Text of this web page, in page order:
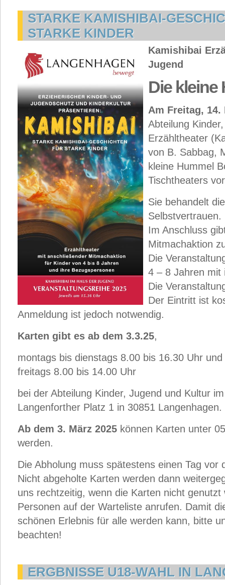
STARKE KAMISHIBAI-
STARKE KINDER
Kamishibai
Jugend
Die kleine
Am Freitag, 14.
Abteilung
Erzähltheater
von B. Sabbag,
kleine Hummel
Tischtheaters
Sie behandelt
Selbstvertrauen.
Im Anschluss
Mitmachaktion
Die
4 – 8 Jahren mit
Die
Der Eintritt ist
Anmeldung ist jedoch notwendig.
Karten gibt es ab dem 3.3.25,
montags bis dienstags 8.00 bis 16.30 Uhr und
freitags 8.00 bis 14.00 Uhr
bei der Abteilung Kinder, Jugend und Kultur
Langenforther Platz 1 in 30851 Langenhagen.
Ab dem 3. März 2025 können Karten unter
werden.
Die Abholung muss spätestens einen Tag vor
Nicht abgeholte Karten werden dann
uns rechtzeitig, wenn die Karten nicht
Personen auf der Warteliste anrufen. Damit
schönen Erlebnis für alle werden kann, bitte
beachten!
ERGBNISSE U18-WAHL IN